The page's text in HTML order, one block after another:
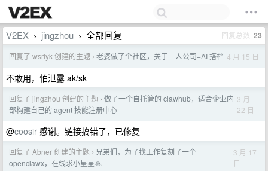
V2EX › jingzhou › 全部回复 回复总数 23
回复了 wsrlyk 创建的主题 › 老婆做了个社区，关于一人公司+AI 搭档 4 月 15 日
不敢用，怕泄露 ak/sk
回复了 jingzhou 创建的主题 › 做了一个自托管的 clawhub，适合企业内
部构建自己的 agent 技能注册中心
3 月
22 日
@coosir 感谢。链接搞错了，已修复
回复了 Abner 创建的主题 › 兄弟们，为了找工作复刻了一个
openclawx，在线求小星星🙏
3 月 17
日